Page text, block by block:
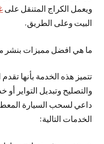
ويعمل الكراج المتنقل على
البيت وعلى الطريق.
ما هي افضل مميزات بنشر
تتميز هذه الخدمة بأنها
والتصليح وتبديل التواير أو
داعي لسحب السيارة المعطلة
الخدمات التالية: